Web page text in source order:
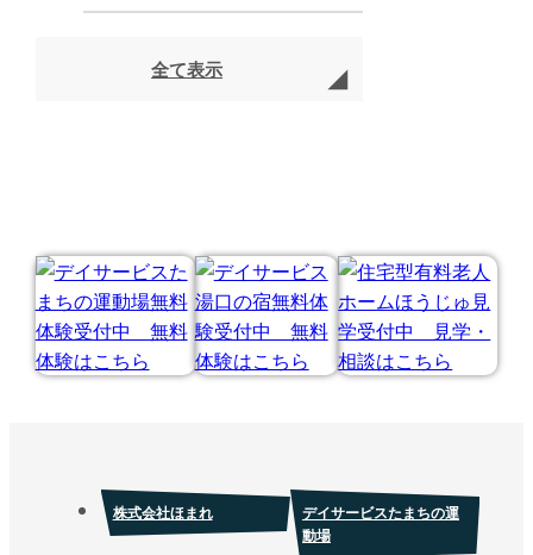
全て表示
株式会社ほまれ
デイサービスたまちの運
動場